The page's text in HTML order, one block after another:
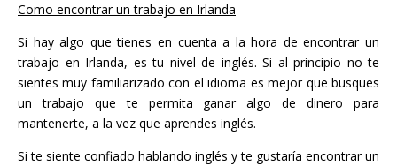
Como encontrar un trabajo en Irlanda
Si hay algo que tienes en cuenta a la hora de encontrar un
trabajo en Irlanda, es tu nivel de inglés. Si al principio no te
sientes muy familiarizado con el idioma es mejor que busques
un trabajo que te permita ganar algo de dinero para
mantenerte, a la vez que aprendes inglés.
Si te siente confiado hablando inglés y te gustaría encontrar un